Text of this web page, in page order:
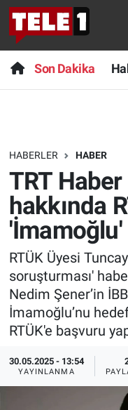
Son Dakika
HABERLER HABER
TRT
hakkında
RTÜK Üyesi
soruşturması'
Nedim Şener’in
İmamoğlu’nu
RTÜK'e başvuru
30.05.2025 - 13:54
YAYINLANMA
Anında Manşet
Başka Sohbetler
Bilim turu
Bilim ve
Doğa Konuşuyor
Dünya
Ege Saati
Ege'den
Eğitim
Son Dakika
Haber
Dünya
Teknoloji
Sağlık
Spor
Yayın Akışı
İletişim
Nöbetçi
Hava Durumu
Trafik Durumu
Süper Lig Puan
Tüm Manşetler
Son Dakika
Haber Arşivi